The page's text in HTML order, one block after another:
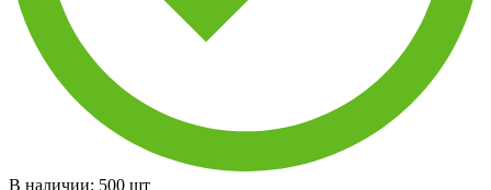
В наличии: 500 шт